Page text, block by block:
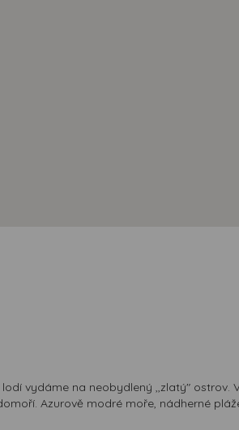
vydáme na neobydlený ,,zlatý" ostrov.
Azurově modré moře, nádherné